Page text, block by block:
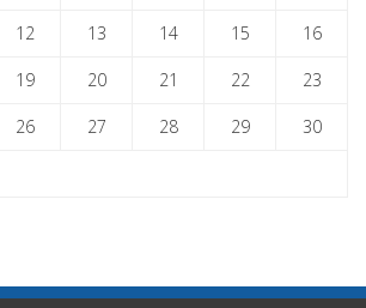
12 13 14 15 16
19 20 21 22 23
26 27 28 29 30